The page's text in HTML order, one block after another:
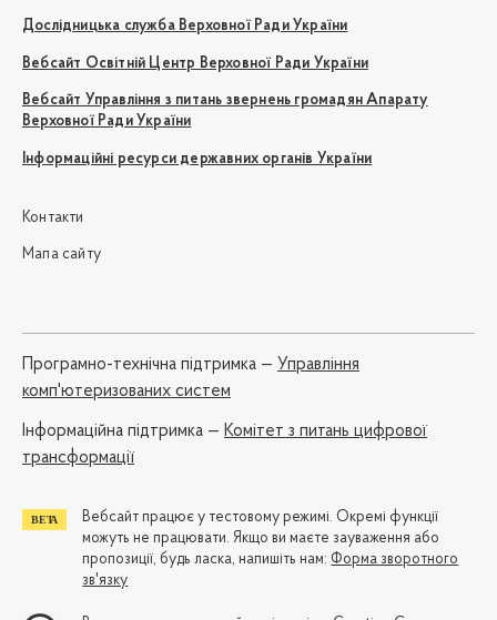
Дослідницька служба Верховної Ради України
Вебсайт Освітній Центр Верховної Ради України
Вебсайт Управління з питань звернень громадян Апарату
Верховної Ради України
Інформаційні ресурси державних органів України
Контакти
Мапа сайту
Програмно-технічна підтримка — Управління
комп'ютеризованих систем
Iнформаційна підтримка — Комітет з питань цифрової
трансформації
Вебсайт працює у тестовому режимі. Окремі функції
можуть не працювати. Якщо ви маєте зауваження або
пропозиції, будь ласка, напишіть нам: Форма зворотного
зв'язку